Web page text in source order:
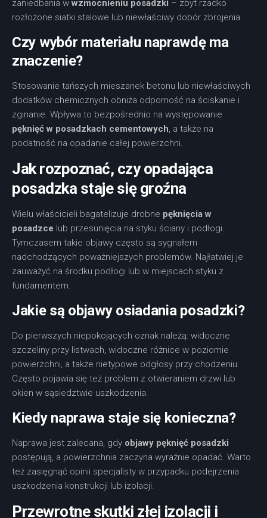
zaniedbania w wzmocnieniu posadzki – zbyt rzadko
rozłożone siatki stalowe lub niewłaściwy dobór zbrojenia.
Czy wybór materiału naprawdę ma
znaczenie?
Stosowanie tańszych mieszanek betonu lub niewłaściwych
dodatków chemicznych obniża odporność na ściskanie i
zginanie. Wpływa to bezpośrednio na występowanie
pęknięć w posadzkach cementowych, a także na
podatność na opadanie całej powierzchni.
Jak rozpoznać, czy opadająca
posadzka staje się groźna
Wielu właścicieli bagatelizuje drobne pęknięcia w
posadzce lub przesunięcia na styku ściany i podłogi.
Tymczasem takie objawy często są sygnałem
nadchodzących poważniejszych problemów. Najłatwiej je
zauważyć na środku podłogi lub w miejscach styku z
fundamentem.
Jakie są objawy osiadania posadzki?
Do pierwszych niepokojących oznak należą: widoczne
szczeliny przy listwach, widoczne różnice w poziomie
powierzchni, a także nietypowe odgłosy przy chodzeniu.
Często pojawia się też problem z otwieraniem drzwi lub
okien w sąsiedztwie uszkodzenia.
Kiedy naprawa staje się konieczna?
Naprawa jest zalecana, gdy objawy pęknięć posadzki
postępują, a powierzchnia zaczyna wyraźnie opadać. Warto
też zasięgnąć opinii specjalisty w przypadku podejrzenia
uszkodzenia konstrukcji lub izolacji.
Przewrotne skutki złej izolacji i